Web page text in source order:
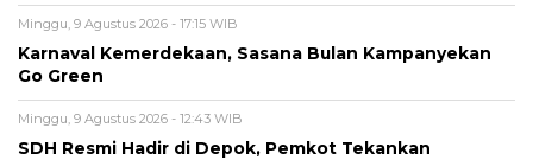
Minggu, 9 Agustus 2026 - 17:15 WIB
Karnaval Kemerdekaan, Sasana Bulan Kampanyekan
Go Green
Minggu, 9 Agustus 2026 - 12:43 WIB
SDH Resmi Hadir di Depok, Pemkot Tekankan